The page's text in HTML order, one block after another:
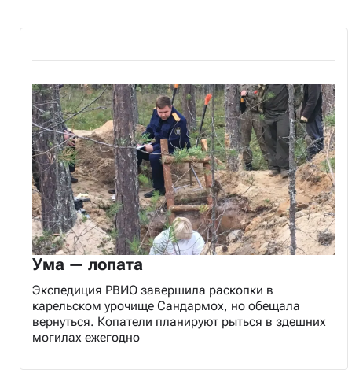
Ума — лопата
Экспедиция РВИО завершила раскопки в
карельском урочище Сандармох, но обещала
вернуться. Копатели планируют рыться в здешних
могилах ежегодно